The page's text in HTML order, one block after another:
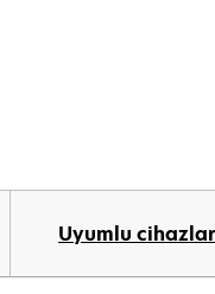
Uyumlu cihazlar